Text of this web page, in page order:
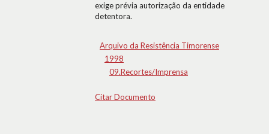
exige prévia autorização da entidade
detentora.
Arquivo da Resistência Timorense
1998
09.Recortes/Imprensa
Citar Documento